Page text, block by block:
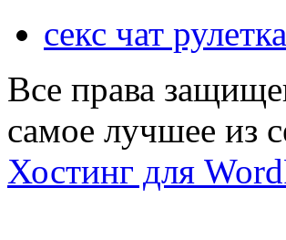
секс чат рулетка
Все права
самое лучшее из
Хостинг для